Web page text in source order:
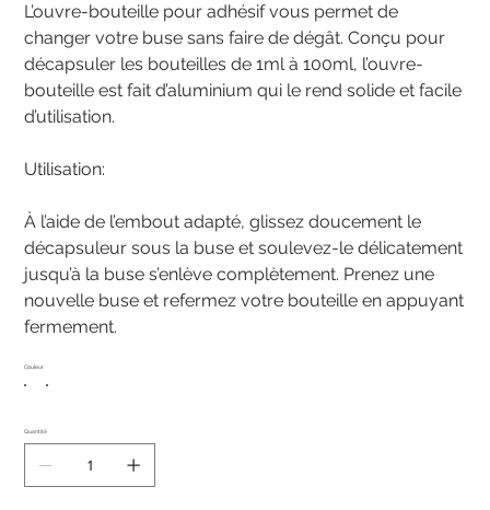
L’ouvre-bouteille pour adhésif vous permet de
changer votre buse sans faire de dégât. Conçu pour
décapsuler les bouteilles de 1ml à 100ml, l’ouvre-
bouteille est fait d’aluminium qui le rend solide et facile
d’utilisation.
Utilisation:
À l’aide de l’embout adapté, glissez doucement le
décapsuleur sous la buse et soulevez-le délicatement
jusqu’à la buse s’enlève complètement. Prenez une
nouvelle buse et refermez votre bouteille en appuyant
fermement.
Couleur
Quantité